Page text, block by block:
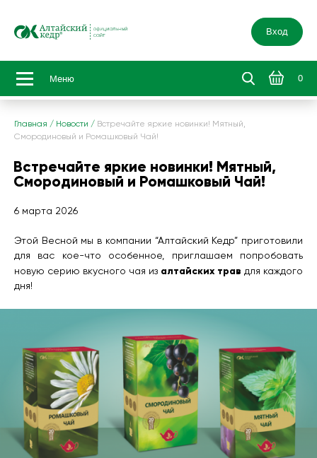
Вход
Меню 0
Главная / Новости / Встречайте яркие новинки! Мятный,
Смородиновый и Ромашковый Чай!
Встречайте яркие новинки! Мятный,
Смородиновый и Ромашковый Чай!
6 марта 2026
Этой Весной мы в компании “Алтайский Кедр” приготовили
для вас кое-что особенное, приглашаем попробовать
новую серию вкусного чая из алтайских трав для каждого
дня!